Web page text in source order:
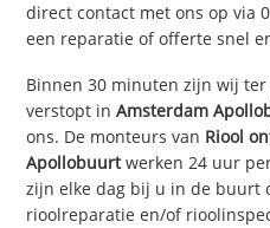
direct contact met ons op via
een reparatie of offerte snel
Binnen 30 minuten zijn wij
verstopt inAmsterdam
ons. De monteurs van Riool
Apollobuurt werken 24 uur
zijn elke dag bij u in de buurt
rioolreparatie en/of